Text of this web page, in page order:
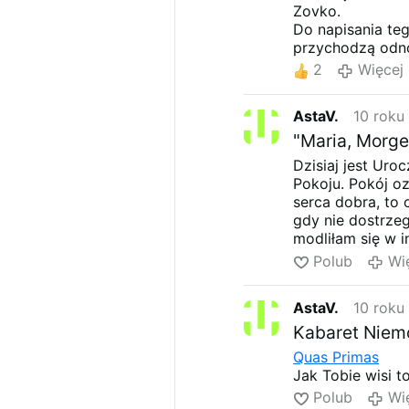
Zovko.
Do napisania
przychodzą
szansy oglądać
O. Jozo
milicja
rozwiązać.
Powiedział, że
POŚCIĆ, ABY
SIĘ TAK JAK
zatraciły
tylko do Boga
Dlatego do
grupach podjąć
patrzmy już na
będzie trzeba,
czwartek lub
z głodu.
Z nowenn
Miłosierdzia
lubelszczyźnie,
2 Więcej
AstaV. 10 roku
"Maria,
Dzisiaj jest
Pokoju. Pokój
serca dobra, to
gdy nie
modliłam się w
jednocześnie
przeszłości.
jego łaski
fanaberie"
jest słowo do
czyli dziecka
Z Bogiem.
Polub
AstaV. 10 roku
Kabaret
Quas Primas
Jak Tobie wisi
Polub